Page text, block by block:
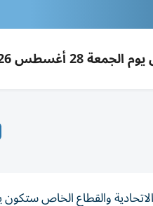
أغسطس 2026
والقطاع الخاص ستكون